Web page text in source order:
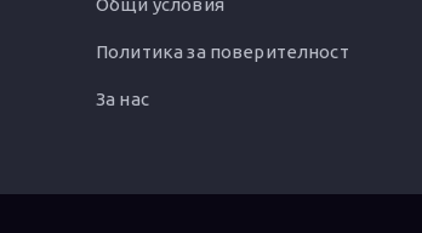
Общи условия
Политика за поверителност
За нас